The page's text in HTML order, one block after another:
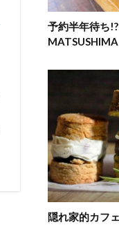
予約半年待ち
MATSUSHIMA
隠れ家的カフ